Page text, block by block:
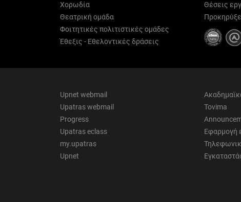
Χορωδία
Θεατρική ομάδα
Φοιτητικές πολιτιστικές ομάδες
Έθεξις - Εθελοντικές δράσεις
Θέσεις
Upnet webmail
Upatras webmail
Progress
Upatras eclass
my.upatras
Upnet
Tovima
Εφαρμογή